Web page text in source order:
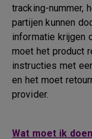
tracking-nummer,
partijen kunnen
informatie krijgen
moet het product
instructies met
en het moet
provider.
Wat moet ik